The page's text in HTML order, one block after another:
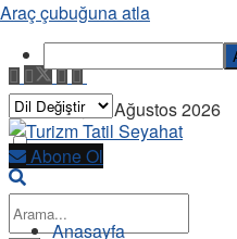
Pazartesi, 10 Ağustos 2026
Abone Ol
Anasayfa
Araç çubuğuna atla